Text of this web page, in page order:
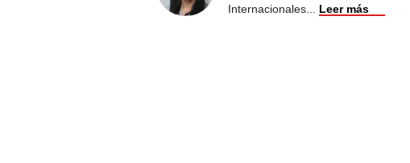
Internacionales
Leer más